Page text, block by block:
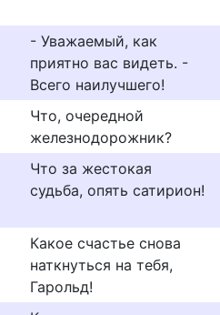
- Уважаемый, как
приятно вас видеть. -
Всего наилучшего!
Что, очередной
железнодорожник?
Что за жестокая
судьба, опять сатирион!
Какое счастье снова
наткнуться на тебя,
Гарольд!